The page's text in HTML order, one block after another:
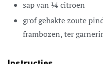
sap van ¼ citroen
grof gehakte zoute
frambozen,ter